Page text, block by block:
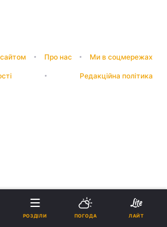
Про нас Ми в соцмережах
Редакційна політика
РОЗДІЛИ ПОГОДА ЛАЙТ